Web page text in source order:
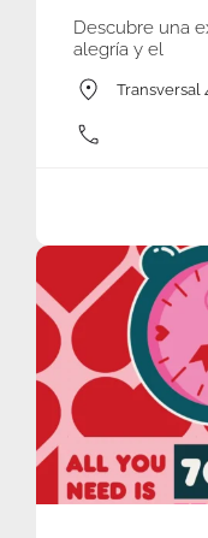
Descubre una
alegría y el
Transversal